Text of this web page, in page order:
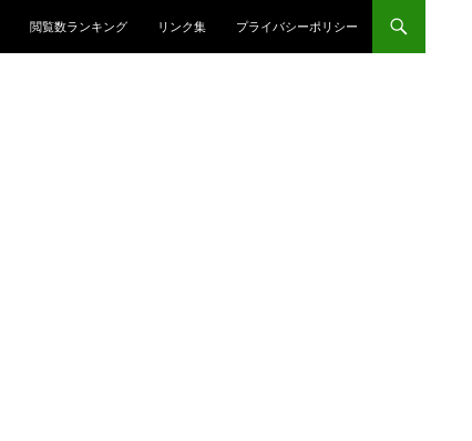
閲覧数ランキング リンク集 プライバシーポリシー